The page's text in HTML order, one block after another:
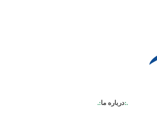
.:درباره ما:.